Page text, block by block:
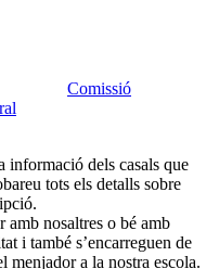
Comissió
informació dels casals que
tots els detalls sobre
amb nosaltres o bé amb
i també s’encarreguen de
menjador a la nostra escola.